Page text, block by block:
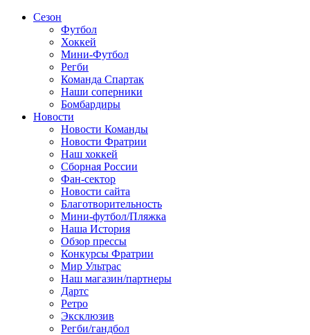
Сезон
Футбол
Хоккей
Мини-Футбол
Регби
Команда Спартак
Наши соперники
Бомбардиры
Новости
Новости Команды
Новости Фратрии
Наш хоккей
Сборная России
Фан-cектор
Новости сайта
Благотворительность
Мини-футбол/Пляжка
Наша История
Обзор прессы
Конкурсы Фратрии
Мир Ультрас
Наш магазин/партнеры
Дартс
Ретро
Эксклюзив
Регби/гандбол